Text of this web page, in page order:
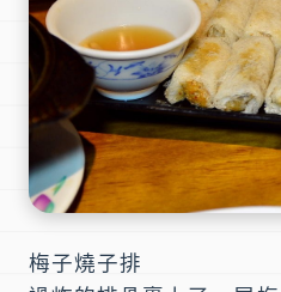
梅子燒子排